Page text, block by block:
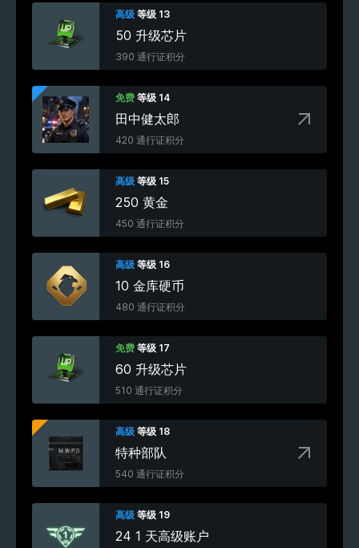
高级 等级 13
50 升级芯片
390 通行证积分
免费 等级 14
田中健太郎
420 通行证积分
高级 等级 15
250 黄金
450 通行证积分
高级 等级 16
10 金库硬币
480 通行证积分
免费 等级 17
60 升级芯片
510 通行证积分
高级 等级 18
特种部队
540 通行证积分
高级 等级 19
24 1 天高级账户